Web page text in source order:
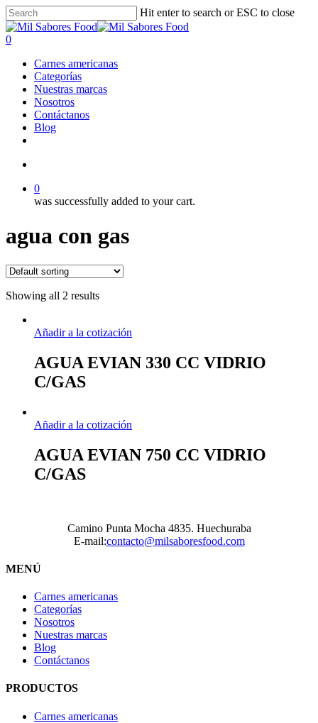
Skip
to
main
Hit enter to search or ESC to close
Close
Search
search
0
Carnes americanas
Categorías
Nuestras marcas
Nosotros
Contáctanos
Blog
0
was successfully added to your cart.
agua con gas
Showing all 2 results
Añadir a la cotización
AGUA EVIAN 330 CC VIDRIO
C/GAS
Añadir a la cotización
AGUA EVIAN 750 CC VIDRIO
C/GAS
Camino Punta Mocha 4835. Huechuraba
E-mail:contacto@milsaboresfood.com
MENÚ
Carnes americanas
Categorías
Nosotros
Nuestras marcas
Blog
Contáctanos
PRODUCTOS
Carnes americanas